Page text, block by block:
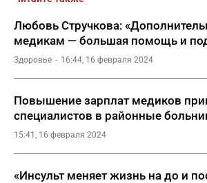
Любовь Стручкова:
медикам — большая помощь и
Здоровье 16:44, 16 февраля 2024
Повышение зарплат медиков
специалистов в районные
15:41, 16 февраля 2024
«Инсульт меняет жизнь на до и